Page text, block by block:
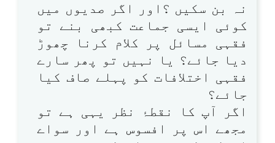
نہ بن سکیں ؟اور اگر صدیوں میں
کوئی ایسی جماعت کبھی بنے تو
فقہی مسائل پر کلام کرنا چھوڑ
دیا جائے؟ یا نہیں تو پھر سارے
فقہی اختلافات کو پہلے صاف کیا
جائے؟
اگر آپ کا نقطۂ نظر یہی ہے تو
مجھے اس پر افسوس ہے اور سواے